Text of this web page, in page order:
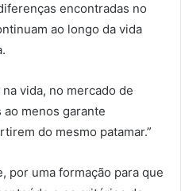
encontradas no
ao longo da vida
vida, no mercado de
ao menos garante
do mesmo patamar.”
por uma formação para que